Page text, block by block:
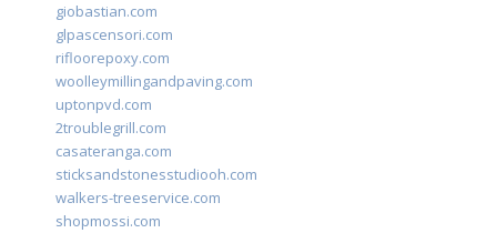
giobastian.com
glpascensori.com
rifloorepoxy.com
woolleymillingandpaving.com
uptonpvd.com
2troublegrill.com
casateranga.com
sticksandstonesstudiooh.com
walkers-treeservice.com
shopmossi.com